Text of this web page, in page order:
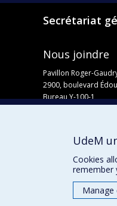
Secrétariat
Nous joindre
Pavillon Roger-
2900, boulevard
Bureau Y-100-1
Admission
UdeM
Cookies
remember
Manage